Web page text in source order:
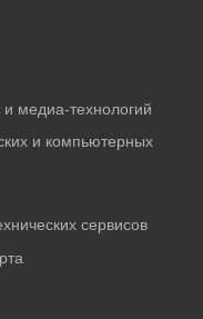
и медиа-технологий
и компьютерных
сервисов